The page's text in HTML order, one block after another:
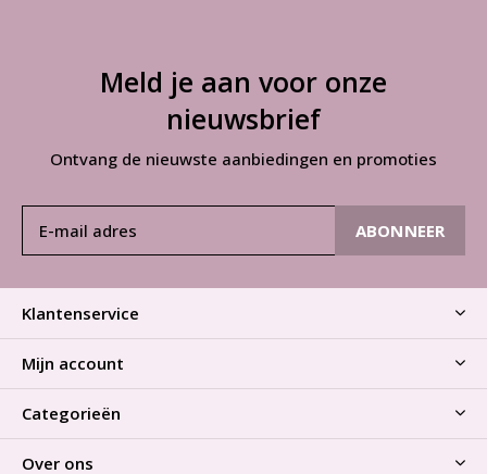
Meld je aan voor onze
nieuwsbrief
Ontvang de nieuwste aanbiedingen en promoties
ABONNEER
Klantenservice
Mijn account
Categorieën
Over ons